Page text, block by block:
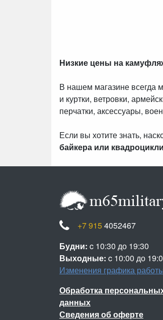
Низкие цены на
В нашем магазине всегда
и куртки, ветровки,
перчатки, аксессуары,
Если вы хотите знать,
байкера или
+7 915 4052467
Будни: c 10:30 до 19:30
Выходные: c 10:00 до
Изменения графика
Обработка
данных
Сведения об оферте